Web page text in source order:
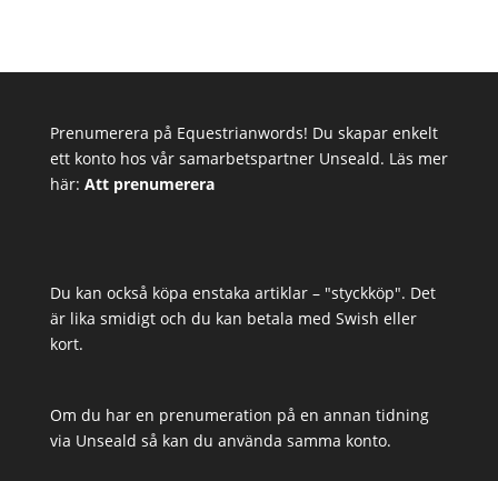
Prenumerera på Equestrianwords! Du skapar enkelt
ett konto hos vår samarbetspartner Unseald. Läs mer
här: Att prenumerera
Du kan också köpa enstaka artiklar – "styckköp". Det
är lika smidigt och du kan betala med Swish eller
kort.
Om du har en prenumeration på en annan tidning
via Unseald så kan du använda samma konto.